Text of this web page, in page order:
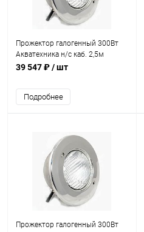
Прожектор галогенный 300Вт
Акватехника н/с каб. 2,5м
(универсал) (AT16.01)
39 547 ₽/ шт
Подробнее
Прожектор галогенный 300Вт